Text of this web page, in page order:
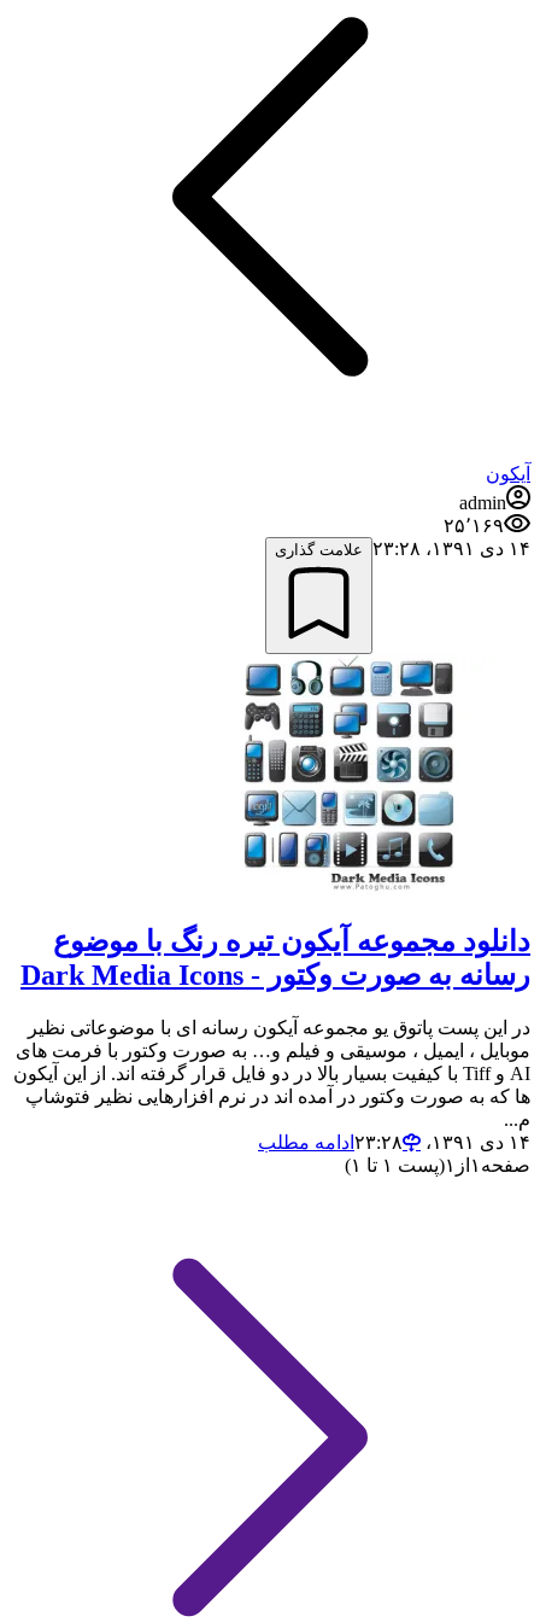
آیکون
admin
۲۵٬۱۶۹
۱۴ دی ۱۳۹۱،‏ ۲۳:۲۸
علامت گذاری
دانلود مجموعه آیکون تیره رنگ با موضوع
رسانه به صورت وکتور - Dark Media Icons
در این پست پاتوق یو مجموعه آیکون رسانه ای با موضوعاتی نظیر
موبایل ، ایمیل ، موسیقی و فیلم و… به صورت وکتور با فرمت های
AI و Tiff با کیفیت بسیار بالا در دو فایل قرار گرفته اند. از این آیکون
ها که به صورت وکتور در آمده اند در نرم افزارهایی نظیر فتوشاپ
م...
۱۴ دی ۱۳۹۱،‏ ۲۳:۲۸
ادامه مطلب
صفحه ۱ از ۱(پست ۱ تا ۱)